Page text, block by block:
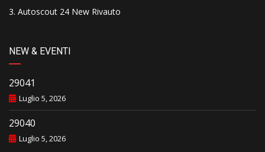
Autoscout 24 New Rivauto
NEW & EVENTI
29041
Luglio 5, 2026
29040
Luglio 5, 2026